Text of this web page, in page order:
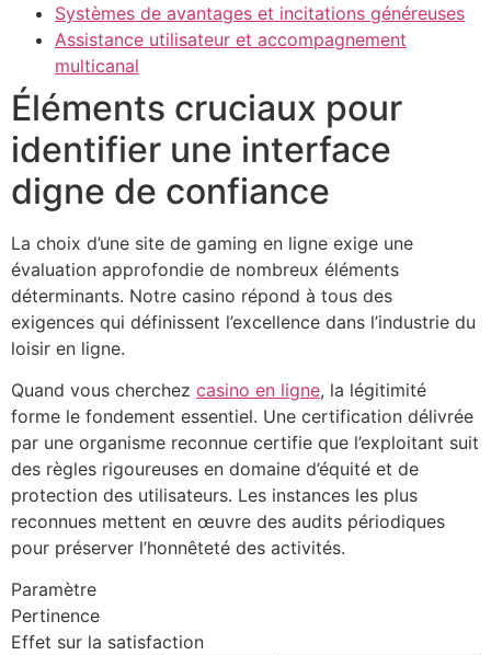
Systèmes de avantages et incitations généreuses
Assistance utilisateur et accompagnement
multicanal
Éléments cruciaux pour
identifier une interface
digne de confiance
La choix d’une site de gaming en ligne exige une
évaluation approfondie de nombreux éléments
déterminants. Notre casino répond à tous des
exigences qui définissent l’excellence dans l’industrie du
loisir en ligne.
Quand vous cherchez casino en ligne, la légitimité
forme le fondement essentiel. Une certification délivrée
par une organisme reconnue certifie que l’exploitant suit
des règles rigoureuses en domaine d’équité et de
protection des utilisateurs. Les instances les plus
reconnues mettent en œuvre des audits périodiques
pour préserver l’honnêteté des activités.
Paramètre
Pertinence
Effet sur la satisfaction